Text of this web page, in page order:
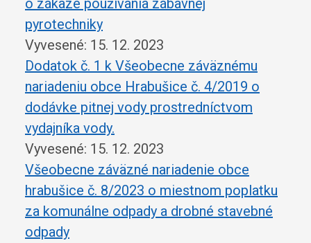
pyrotechniky
Vyvesené: 15. 12. 2023
Dodatok č. 1 k Všeobecne záväznému
nariadeniu obce Hrabušice č. 4/2019 o
dodávke pitnej vody prostredníctvom
vydajníka vody.
Vyvesené: 15. 12. 2023
Všeobecne záväzné nariadenie obce
hrabušice č. 8/2023 o miestnom poplatku
za komunálne odpady a drobné stavebné
odpady